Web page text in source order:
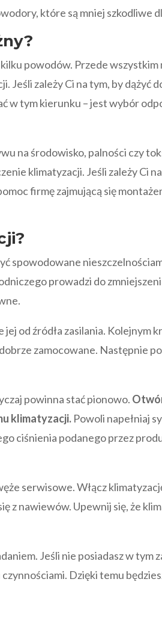
które są mniej szkodliwe
powodów. Przede wszystkim
zależy Ci na tym, by dążyć
w tym kierunku – jest wybór
na środowisko, palności czy
klimatyzacji. Jeśli zależy Ci
firmę zajmującą się
spowodowane
prowadzi do
jej od źródła zasilania. Kolejnym
zamocowane. Następnie
powinna stać pionowo.
klimatyzacji. Powoli napełniaj
ciśnienia podanego przez
serwisowe. Włącz
nawiewów. Upewnij się, że
Jeśli nie posiadasz w tym
Dzięki temu